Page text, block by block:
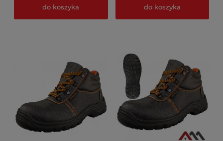
do koszyka do koszyka